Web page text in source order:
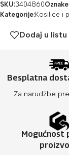
SKU:3404860
Kategorije:Kosilice i
Dodaj u listu
Besplatna
Za narudžbe
Mogućnost